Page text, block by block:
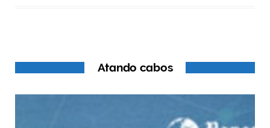
Atando cabos